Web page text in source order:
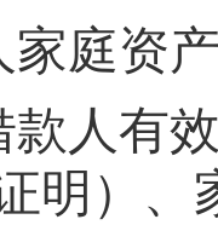
家庭资
款人有
明）、